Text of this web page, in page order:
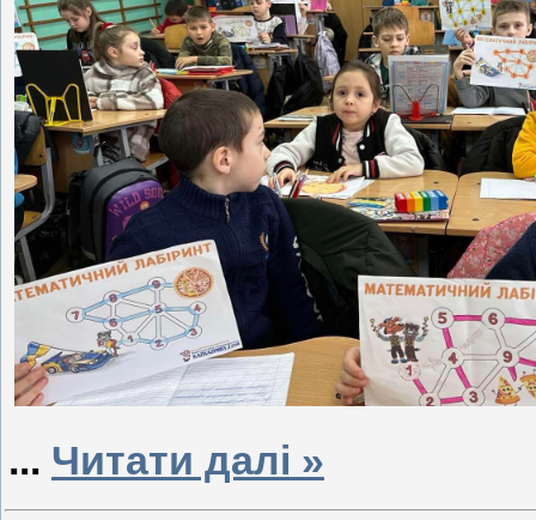
... Читати далі »